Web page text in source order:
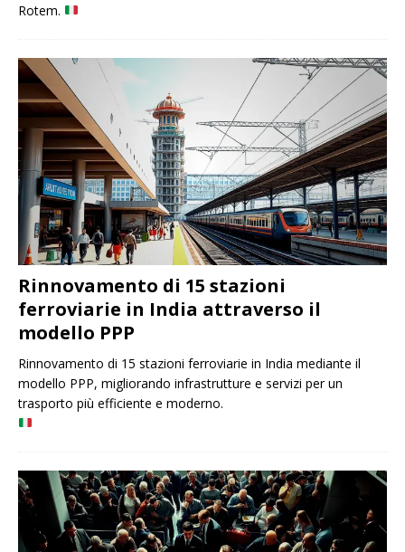
Rotem.
Rinnovamento di 15 stazioni
ferroviarie in India attraverso il
modello PPP
Rinnovamento di 15 stazioni ferroviarie in India mediante il
modello PPP, migliorando infrastrutture e servizi per un
trasporto più efficiente e moderno.